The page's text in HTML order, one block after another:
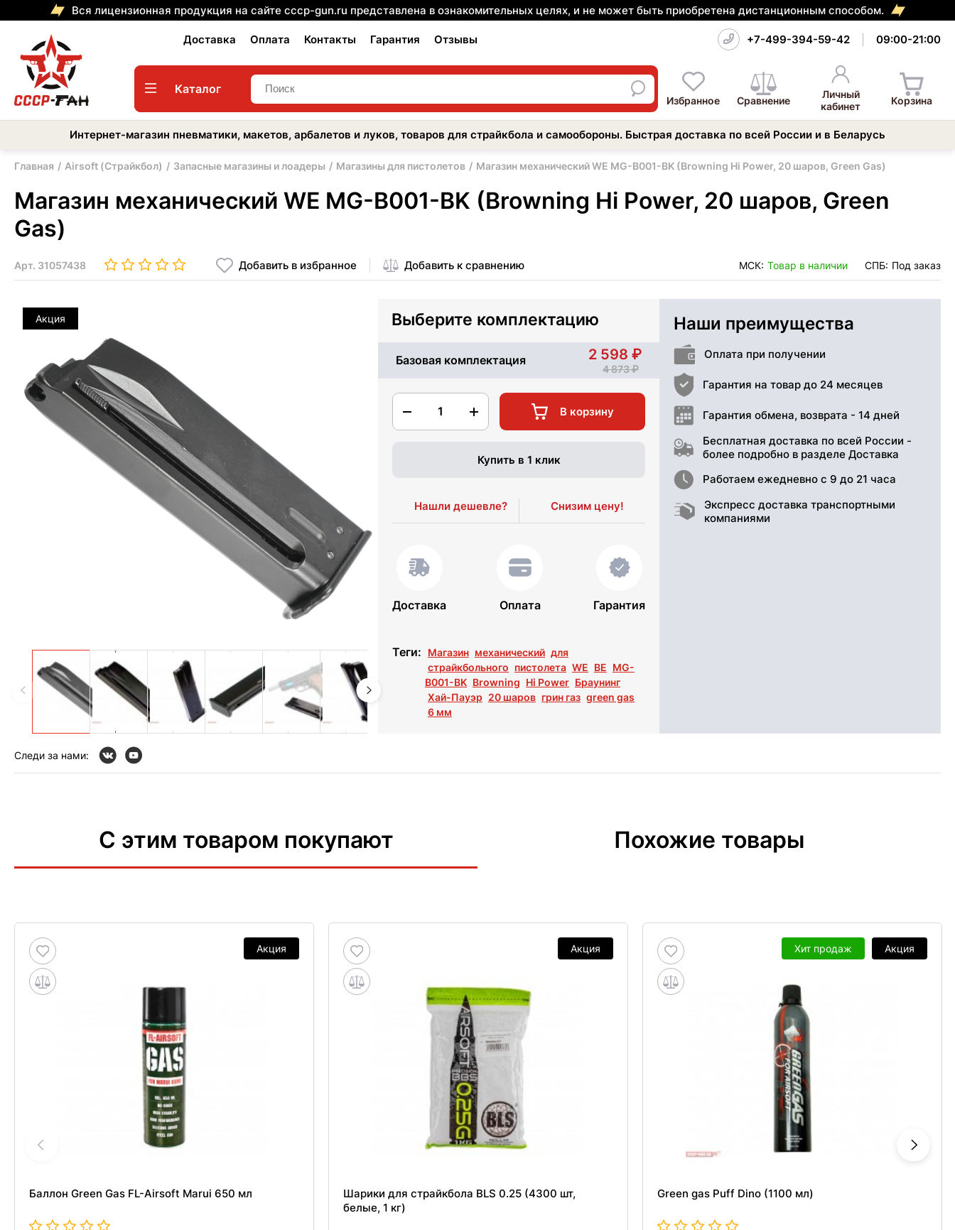
Вся лицензионная продукция на сайте cccp-gun.ru представлена в ознакомительных целях, и не может быть приобретена дистанционным способом.
Доставка Оплата Контакты Гарантия Отзывы +7-499-394-59-42 09:00-21:00
Каталог
Избранное Сравнение
Личный
кабинет
Корзина
Интернет-магазин пневматики, макетов, арбалетов и луков, товаров для страйкбола и самообороны. Быстрая доставка по всей России и в Беларусь
Главная Airsoft (Страйкбол) Запасные магазины и лоадеры Магазины для пистолетов Магазин механический WE MG-B001-BK (Browning Hi Power, 20 шаров, Green Gas)
Магазин механический WE MG-B001-BK (Browning Hi Power, 20 шаров, Green
Gas)
Арт. 31057438 Добавить в избранное Добавить к сравнению МСК: Товар в наличии СПБ: Под заказ
Акция Выберите комплектацию
Базовая комплектация 2 598
4 873
1 В корзину
Купить в 1 клик
Нашли дешевле? Снизим цену!
Доставка Оплата Гарантия
Теги: Магазин механический для
страйкбольного пистолета WE ВЕ MG-
B001-BK Browning Hi Power Браунинг
Хай-Пауэр 20 шаров грин газ green gas
6 мм
Наши преимущества
Оплата при получении
Гарантия на товар до 24 месяцев
Гарантия обмена, возврата - 14 дней
Бесплатная доставка по всей России -
более подробно в разделе Доставка
Работаем ежедневно с 9 до 21 часа
Экспресс доставка транспортными
компаниями
Следи за нами:
С этим товаром покупают Похожие товары
Акция
Баллон Green Gas FL-Airsoft Marui 650 мл
Акция
Шарики для страйкбола BLS 0.25 (4300 шт,
белые, 1 кг)
Хит продаж Акция
Green gas Puff Dino (1100 мл)